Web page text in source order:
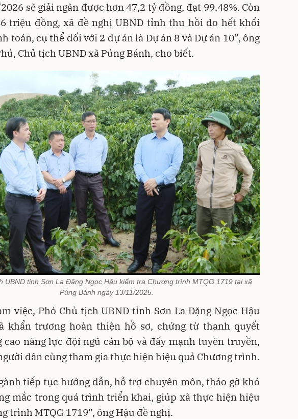
sẽ giải ngân được hơn 47,2 tỷ đồng, đạt 99,48%. Còn
triệu đồng, xã đề nghị UBND tỉnh thu hồi do hết khối
toán, cụ thể đối với 2 dự án là Dự án 8 và Dự án 10”, ông
Chủ tịch UBND xã Púng Bánh, cho biết.
UBND tỉnh Sơn La Đặng Ngọc Hậu kiểm tra Chương trình MTQG 1719 tại xã
Púng Bánh ngày 13/11/2025.
việc, Phó Chủ tịch UBND tỉnh Sơn La Đặng Ngọc Hậu
khẩn trương hoàn thiện hồ sơ, chứng từ thanh quyết
cao năng lực đội ngũ cán bộ và đẩy mạnh tuyên truyền,
dân cùng tham gia thực hiện hiệu quả Chương trình.
tiếp tục hướng dẫn, hỗ trợ chuyên môn, tháo gỡ khó
mắc trong quá trình triển khai, giúp xã thực hiện hiệu
trình MTQG 1719”, ông Hậu đề nghị.